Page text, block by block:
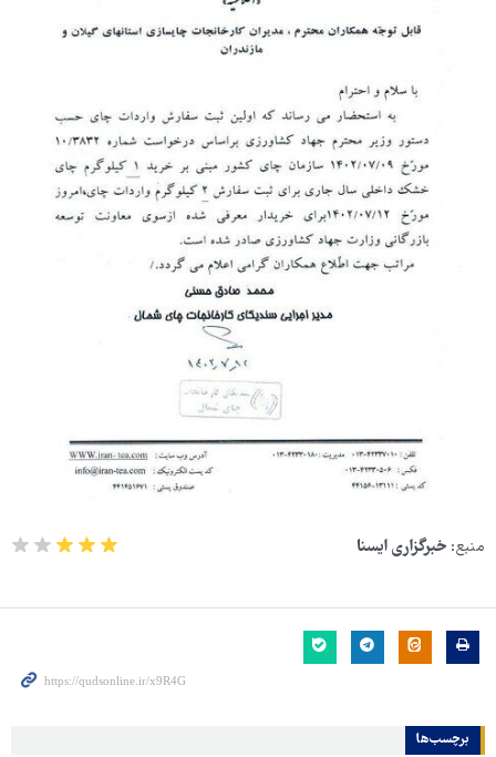
منبع: خبرگزاری ایسنا
برچسب‌ها